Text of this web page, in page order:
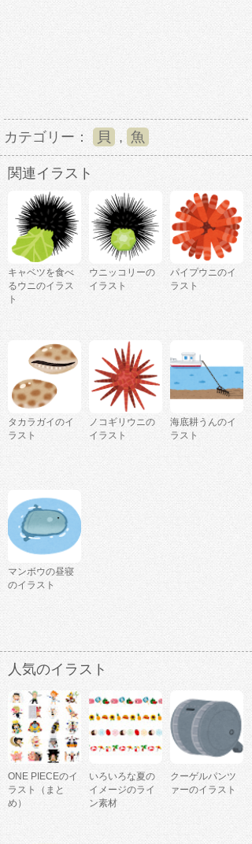
カテゴリー： 貝 , 魚
関連イラスト
キャベツを食べ
るウニのイラス
ト
ウニッコリーの
イラスト
パイプウニのイ
ラスト
タカラガイのイ
ラスト
ノコギリウニの
イラスト
海底耕うんのイ
ラスト
マンボウの昼寝
のイラスト
人気のイラスト
ONE PIECEのイ
ラスト（まと
め）
いろいろな夏の
イメージのライ
ン素材
クーゲルパンツ
ァーのイラスト